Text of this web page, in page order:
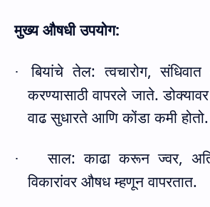
मुख्य औषधी उपयोग:
· बियांचे तेल: त्वचारोग,
करण्यासाठी वापरले जाते.
वाढ सुधारते आणि कोंडा कमी होतो.
· साल: काढा करून ज्वर,
विकारांवर औषध म्हणून वापरतात.